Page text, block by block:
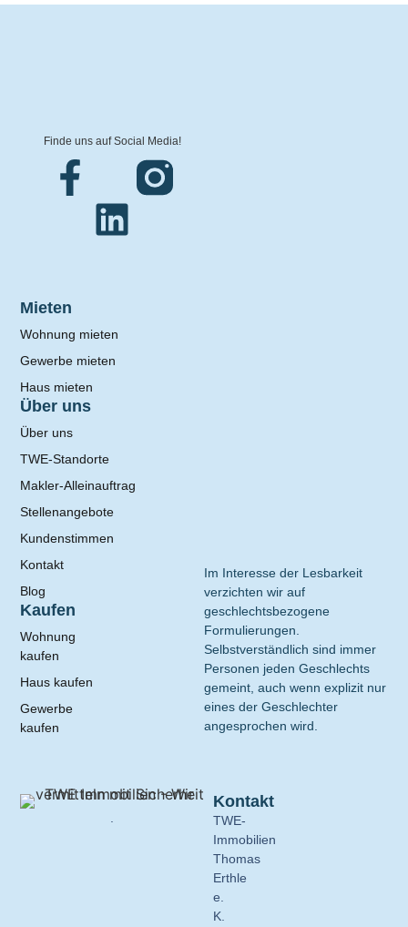
Im Interesse der Lesbarkeit
verzichten wir auf
geschlechtsbezogene
Formulierungen.
Selbstverständlich sind immer
Personen jeden Geschlechts
gemeint, auch wenn explizit nur
eines der Geschlechter
angesprochen wird.
Kontakt
TWE-
Immobilien
Thomas
Erthle
e.
K.
Mieten
Wohnung mieten
Gewerbe mieten
Haus mieten
Über uns
Über uns
TWE-Standorte
Makler-Alleinauftrag
Stellenangebote
Kundenstimmen
Kontakt
Blog
Kaufen
Wohnung
kaufen
Haus kaufen
Gewerbe
kaufen
Finde uns auf Social Media!